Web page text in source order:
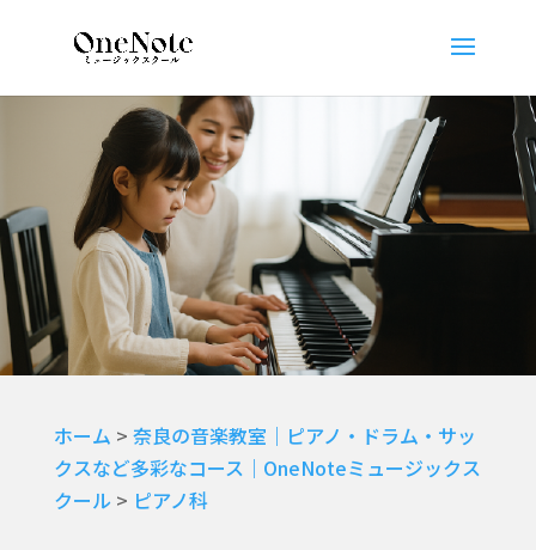
ホーム > 奈良の音楽教室｜ピアノ・ドラム・サッ
クスなど多彩なコース｜OneNoteミュージックス
クール> ピアノ科